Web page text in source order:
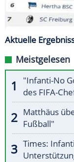
Aktuelle
Meistgelesen
"Infanti-No
des FIFA-
Matthäus
Fußball"
Times: